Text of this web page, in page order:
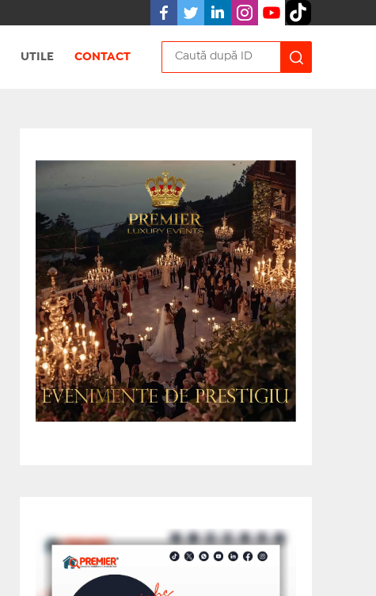
UTILE CONTACT